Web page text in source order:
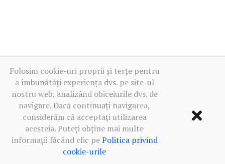
Folosim cookie-uri proprii și terțe pentru
a îmbunătăți experiența dvs. pe site-ul
nostru web, analizând obiceiurile dvs. de
navigare. Dacă continuați navigarea,
considerăm că acceptați utilizarea
acesteia. Puteți obține mai multe
informații făcând clic pePolitica privind
cookie-urile